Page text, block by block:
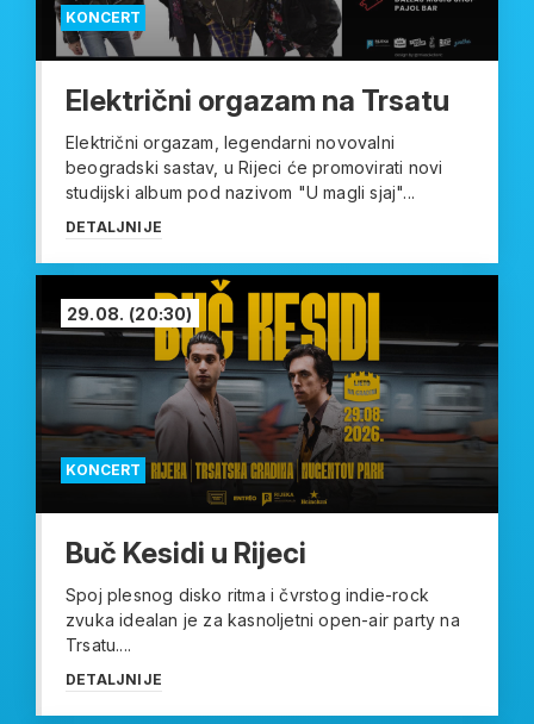
KONCERT
Električni orgazam na Trsatu
Električni orgazam, legendarni novovalni
beogradski sastav, u Rijeci će promovirati novi
studijski album pod nazivom "U magli sjaj"...
DETALJNIJE
KONCERT
29.08. (20:30)
Buč Kesidi u Rijeci
Spoj plesnog disko ritma i čvrstog indie-rock
zvuka idealan je za kasnoljetni open-air party na
Trsatu....
DETALJNIJE